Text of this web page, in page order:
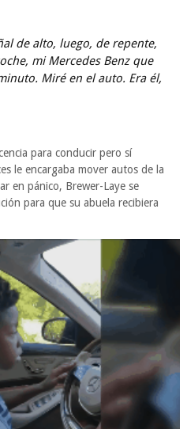
de alto, luego, de repente,
mi Mercedes Benz que
Miré en el auto. Era él,
para conducir pero sí
le encargaba mover autos de la
en pánico, Brewer-Laye se
para que su abuela recibiera